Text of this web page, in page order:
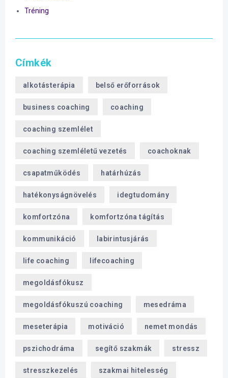
Tréning
Címkék
alkotásterápia belső erőforrások
business coaching coaching
coaching szemlélet
coaching szemléletű vezetés coachoknak
csapatműködés határhúzás
hatékonyságnövelés idegtudomány
komfortzóna komfortzóna tágítás
kommunikáció labirintusjárás
life coaching lifecoaching
megoldásfókusz
megoldásfókuszú coaching mesedráma
meseterápia motiváció nemet mondás
pszichodráma segítő szakmák stressz
stresszkezelés szakmai hitelesség